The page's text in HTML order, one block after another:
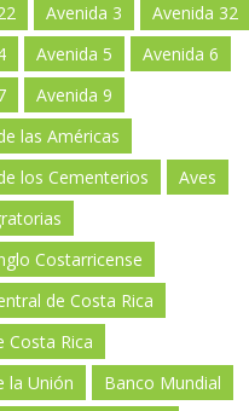
Avenida 3
Avenida 32
Avenida 5
Avenida 6
Avenida 9
las Américas
los Cementerios
Aves
Costarricense
de Costa Rica
Costa Rica
la Unión
Banco Mundial